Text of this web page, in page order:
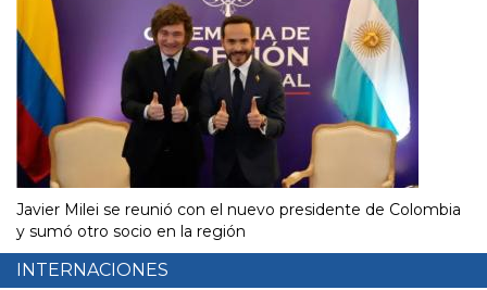
Javier Milei se reunió con el nuevo presidente de Colombia
y sumó otro socio en la región
INTERNACIONES